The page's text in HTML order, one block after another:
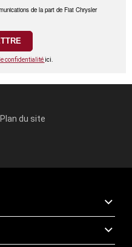
de la part de Fiat Chrysler
confidentialité ici.
Plan du site